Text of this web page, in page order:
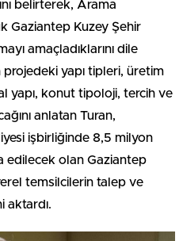
belirterek, Arama
Gaziantep Kuzey Şehir
amaçladıklarını dile
projedeki yapı tipleri, üretim
yapı, konut tipoloji, tercih ve
anlatan Turan,
işbirliğinde 8,5 milyon
edilecek olan Gaziantep
temsilcilerin talep ve
aktardı.